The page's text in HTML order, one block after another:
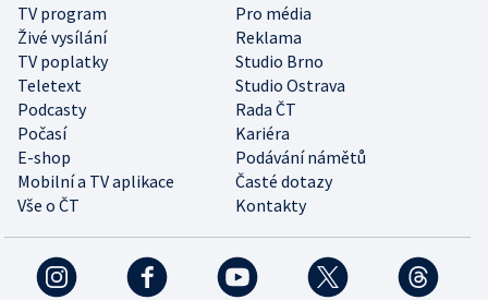
TV program
Pro média
Živé vysílání
Reklama
TV poplatky
Studio Brno
Teletext
Studio Ostrava
Podcasty
Rada ČT
Počasí
Kariéra
E-shop
Podávání námětů
Mobilní a TV aplikace
Časté dotazy
Vše o ČT
Kontakty